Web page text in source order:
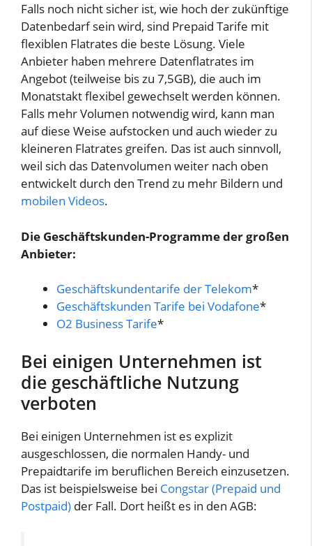
Falls noch nicht sicher ist, wie hoch der zukünftige
Datenbedarf sein wird, sind Prepaid Tarife mit
flexiblen Flatrates die beste Lösung. Viele
Anbieter haben mehrere Datenflatrates im
Angebot (teilweise bis zu 7,5GB), die auch im
Monatstakt flexibel gewechselt werden können.
Falls mehr Volumen notwendig wird, kann man
auf diese Weise aufstocken und auch wieder zu
kleineren Flatrates greifen. Das ist auch sinnvoll,
weil sich das Datenvolumen weiter nach oben
entwickelt durch den Trend zu mehr Bildern und
mobilen Videos.
Die Geschäftskunden-Programme der großen
Anbieter:
Geschäftskundentarife der Telekom*
Geschäftskunden Tarife bei Vodafone*
O2 Business Tarife*
Bei einigen Unternehmen ist
die geschäftliche Nutzung
verboten
Bei einigen Unternehmen ist es explizit
ausgeschlossen, die normalen Handy- und
Prepaidtarife im beruflichen Bereich einzusetzen.
Das ist beispielsweise bei Congstar (Prepaid und
Postpaid) der Fall. Dort heißt es in den AGB: